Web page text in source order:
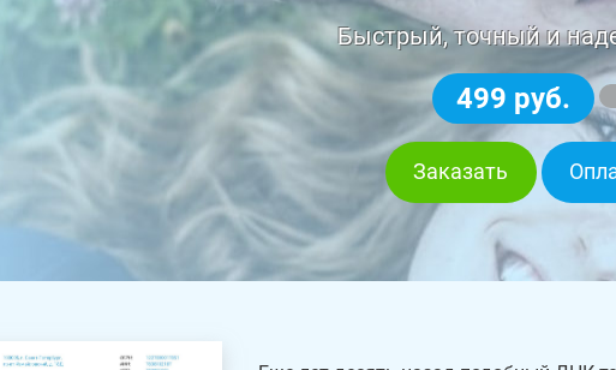
Быстрый, точный и
499 руб.
Заказать